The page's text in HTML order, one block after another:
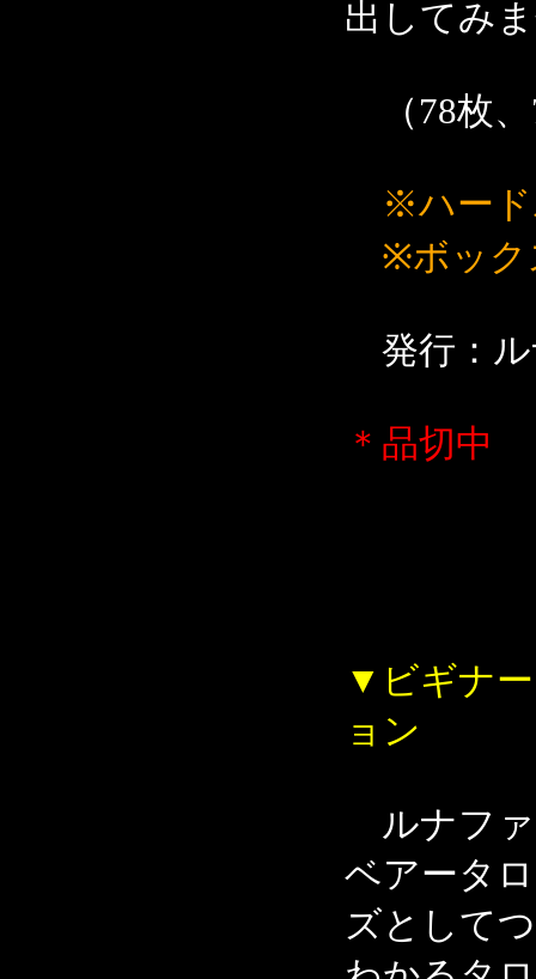
出してみ
（78枚、
※ハー
※ボック
発行：ル
＊品切中
▼ビギナ
ョン
ルナファ
ベアータ
ズとして